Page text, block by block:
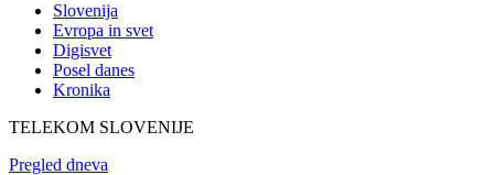
Slovenija
Evropa in svet
Digisvet
Posel danes
Kronika
TELEKOM SLOVENIJE
Pregled dneva